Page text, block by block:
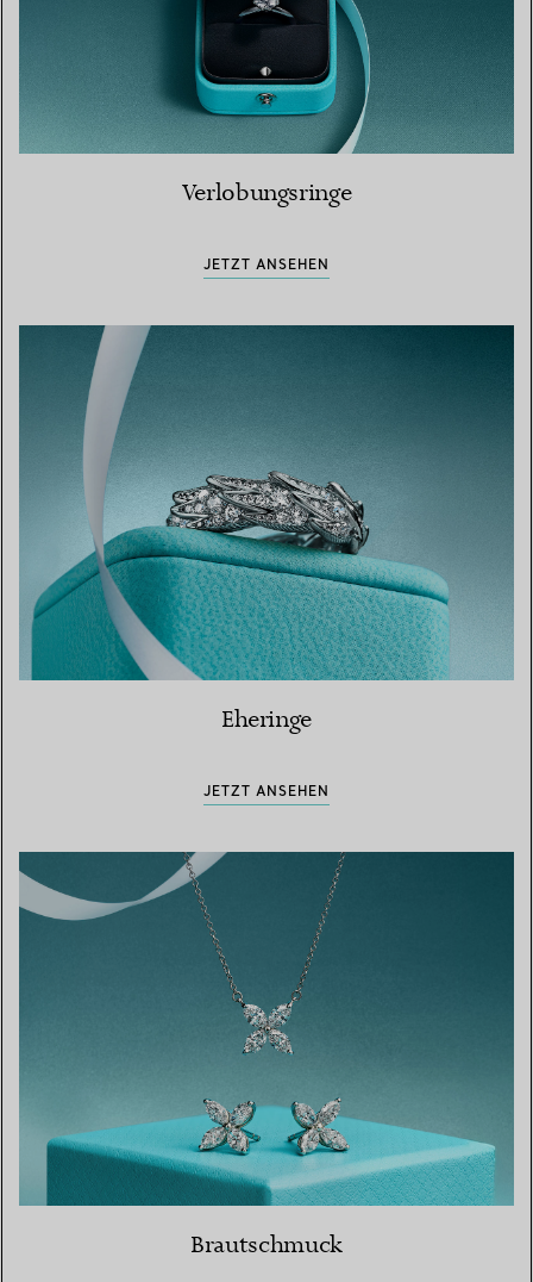
Verlobungsringe
JETZT ANSEHEN
Eheringe
JETZT ANSEHEN
Brautschmuck